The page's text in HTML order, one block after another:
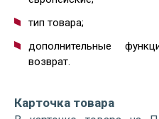
тип товара;
дополнительные
возврат.
Карточка товара